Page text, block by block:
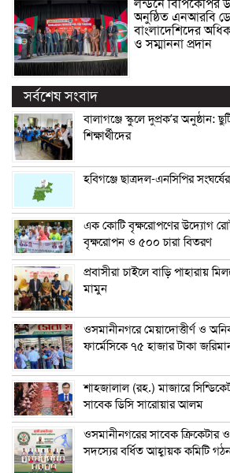
লন্ডনে বিপিকেপির
অনুষ্ঠিত এনআরবি
বাংলাদেশিদের
ও সম্মাননা প্রদান
সর্বশেষ সংবাদ
বালাগঞ্জে স্কুলে দুপ্রক’র অনুষ্ঠান:
শিক্ষার্থীদের
হবিগঞ্জে ছাত্রদল-এনসিপির
এক কোটি বৃক্ষরোপণের উদ্যোগ
বৃক্ষরোপন ও ৫০০ চারা বিতরণ
প্রবাসীরা চাইলে বাড়ি পাহারায়
মামুন
ওসমানীনগরে মেয়াদোত্তীর্ণ ও
ফার্মেসিকে ৭৫ হাজার টাকা
শাহজালাল (রহ.) মাজারে
সাবেক ডিসি সারোয়ার আলম
ওসমানীনগরের সাবেক ক্রিকেটার
সদস্যের বর্ধিত আহ্বায়ক কমিটি